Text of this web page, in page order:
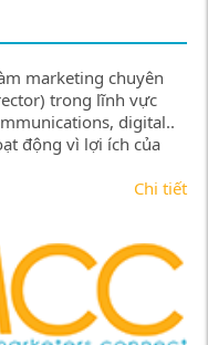
marketing chuyên
trong lĩnh vực
digital..
động vì lợi ích của
Chi tiết